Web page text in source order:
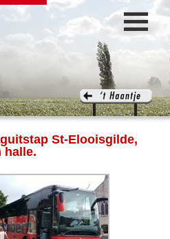
St-Elooisgilde,
halle.